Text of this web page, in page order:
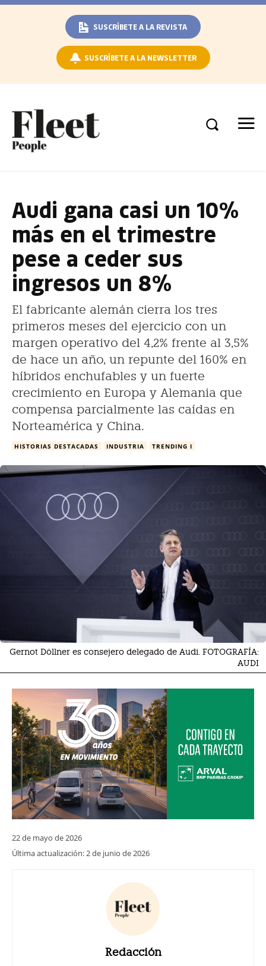
SUSCRÍBETE A LA REVISTA
SUSCRÍBETE A LA NEWSLETTER
Audi gana casi un 10%
más en el trimestre
pese a ceder sus
ingresos un 8%
El fabricante alemán cierra los tres
primeros meses del ejercicio con un
margen operativo del 4,2% frente al 3,5%
de hace un año, un repunte del 160% en
híbridos enchufables y un fuerte
crecimiento en Europa y Alemania que
compensa parcialmente las caídas en
Norteamérica y China.
HISTORIAS DESTACADAS INDUSTRIA TRENDING I
Gernot Döllner es consejero delegado de Audi. FOTOGRAFÍA:
AUDI
22 de mayo de 2026
Última actualización:2 de junio de 2026
Redacción